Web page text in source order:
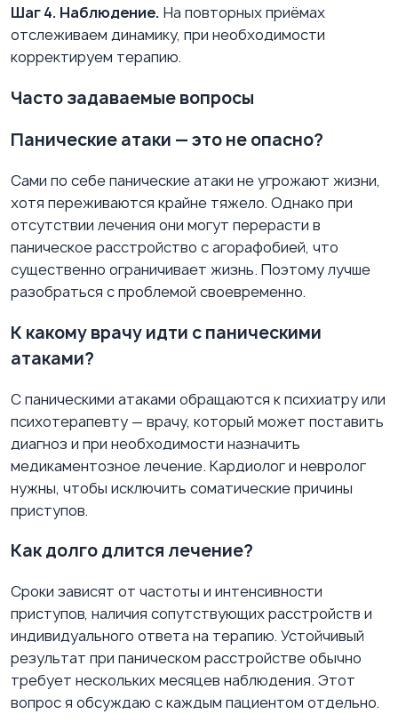
Шаг 4. Наблюдение. На повторных приёмах
отслеживаем динамику, при необходимости
корректируем терапию.
Часто задаваемые вопросы
Панические атаки — это не опасно?
Сами по себе панические атаки не угрожают жизни,
хотя переживаются крайне тяжело. Однако при
отсутствии лечения они могут перерасти в
паническое расстройство с агорафобией, что
существенно ограничивает жизнь. Поэтому лучше
разобраться с проблемой своевременно.
К какому врачу идти с паническими
атаками?
С паническими атаками обращаются к психиатру или
психотерапевту — врачу, который может поставить
диагноз и при необходимости назначить
медикаментозное лечение. Кардиолог и невролог
нужны, чтобы исключить соматические причины
приступов.
Как долго длится лечение?
Сроки зависят от частоты и интенсивности
приступов, наличия сопутствующих расстройств и
индивидуального ответа на терапию. Устойчивый
результат при паническом расстройстве обычно
требует нескольких месяцев наблюдения. Этот
вопрос я обсуждаю с каждым пациентом отдельно.